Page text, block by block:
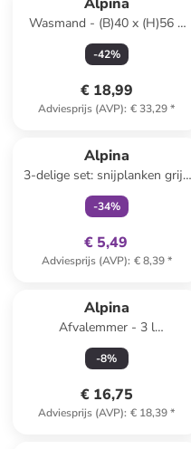
Wasmand - (B)40 x (H)56 x
(D)30 cm
-42%
€ 18,99
Adviesprijs (AVP): € 33,29*
Alpina
3-delige set: snijplanken grijs
- (B)29 x (H)38 cm
-34%
€ 5,49
Adviesprijs (AVP): € 8,39*
Alpina
Afvalemmer - 3 l
(verrassingsproduct)
-8%
€ 16,75
Adviesprijs (AVP): € 18,39*